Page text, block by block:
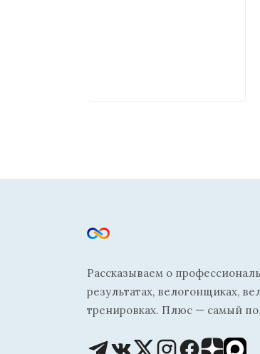
Рассказываем о
результатах, велогонщиках,
тренировках. Плюс — самый